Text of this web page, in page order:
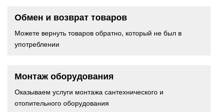
Обмен и возврат товаров
Можете вернуть товаров обратно, который не был в
употреблении
Монтаж оборудования
Оказываем услуги монтажа сантехнического и
отопительного оборудования